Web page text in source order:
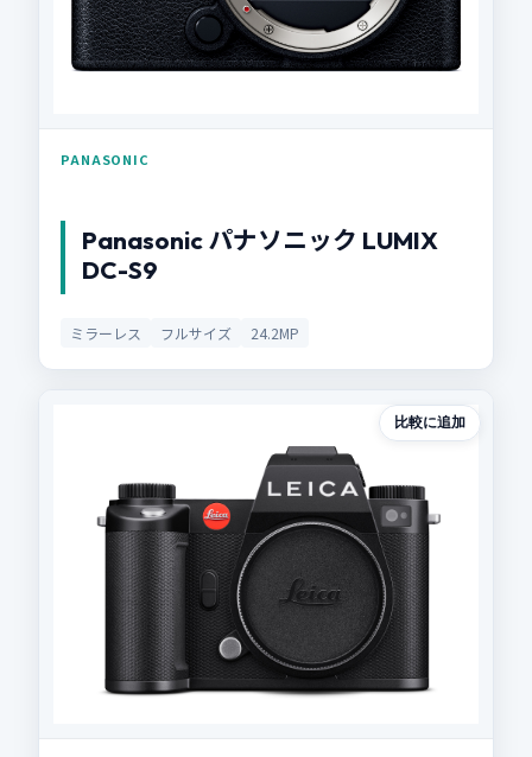
PANASONIC
Panasonic パナソニック LUMIX
DC-S9
ミラーレス フルサイズ 24.2MP
比較に追加